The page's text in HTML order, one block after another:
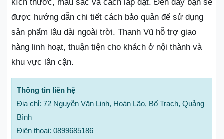
kích thước, màu sắc và cách lắp đặt. Đến đây bạn sẽ
được hướng dẫn chi tiết cách bảo quản để sử dụng
sản phẩm lâu dài ngoài trời. Thanh Vũ hỗ trợ giao
hàng linh hoạt, thuận tiện cho khách ở nội thành và
khu vực lân cận.
Thông tin liên hệ
Địa chỉ: 72 Nguyễn Văn Linh, Hoàn Lão, Bố Trạch, Quảng
Bình
Điện thoại: 0899685186